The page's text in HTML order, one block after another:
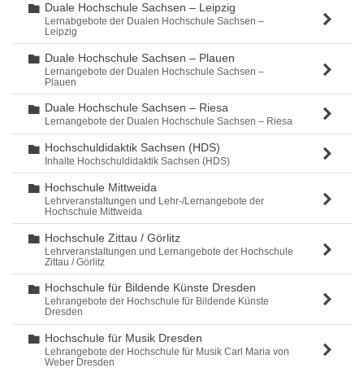
Ordner
Duale Hochschule Sachsen – Leipzig
Lernabgebote der Dualen Hochschule Sachsen –
Leipzig
Ordner
Duale Hochschule Sachsen – Plauen
Lernangebote der Dualen Hochschule Sachsen –
Plauen
Ordner
Duale Hochschule Sachsen – Riesa
Lernangebote der Dualen Hochschule Sachsen – Riesa
Ordner
Hochschuldidaktik Sachsen (HDS)
Inhalte Hochschuldidaktik Sachsen (HDS)
Ordner
Hochschule Mittweida
Lehrveranstaltungen und Lehr-/Lernangebote der
Hochschule Mittweida
Ordner
Hochschule Zittau / Görlitz
Lehrveranstaltungen und Lernangebote der Hochschule
Zittau / Görlitz
Ordner
Hochschule für Bildende Künste Dresden
Lehrangebote der Hochschule für Bildende Künste
Dresden
Ordner
Hochschule für Musik Dresden
Lehrangebote der Hochschule für Musik Carl Maria von
Weber Dresden